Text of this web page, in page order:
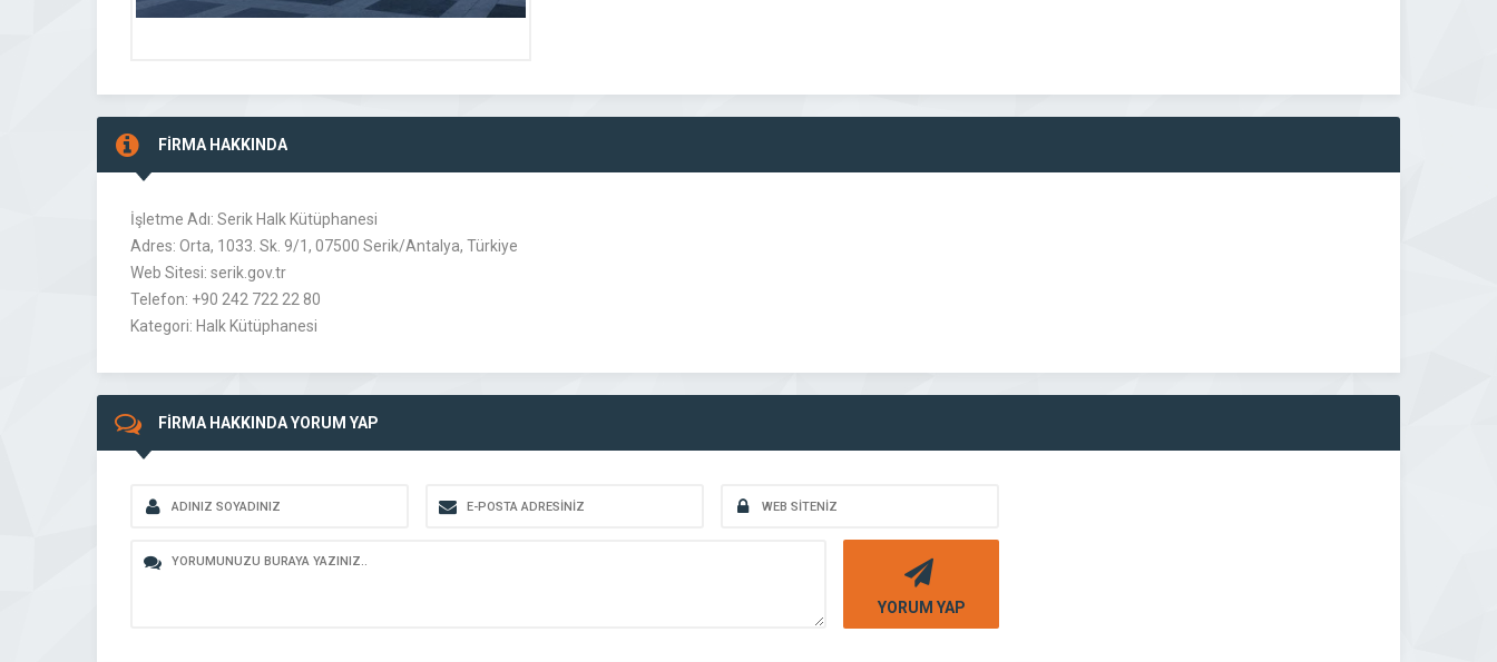
FİRMA HAKKINDA
İşletme Adı: Serik Halk Kütüphanesi
Adres: Orta, 1033. Sk. 9/1, 07500 Serik/Antalya, Türkiye
Web Sitesi: serik.gov.tr
Telefon: +90 242 722 22 80
Kategori: Halk Kütüphanesi
FİRMA HAKKINDA YORUM YAP
YORUM YAP